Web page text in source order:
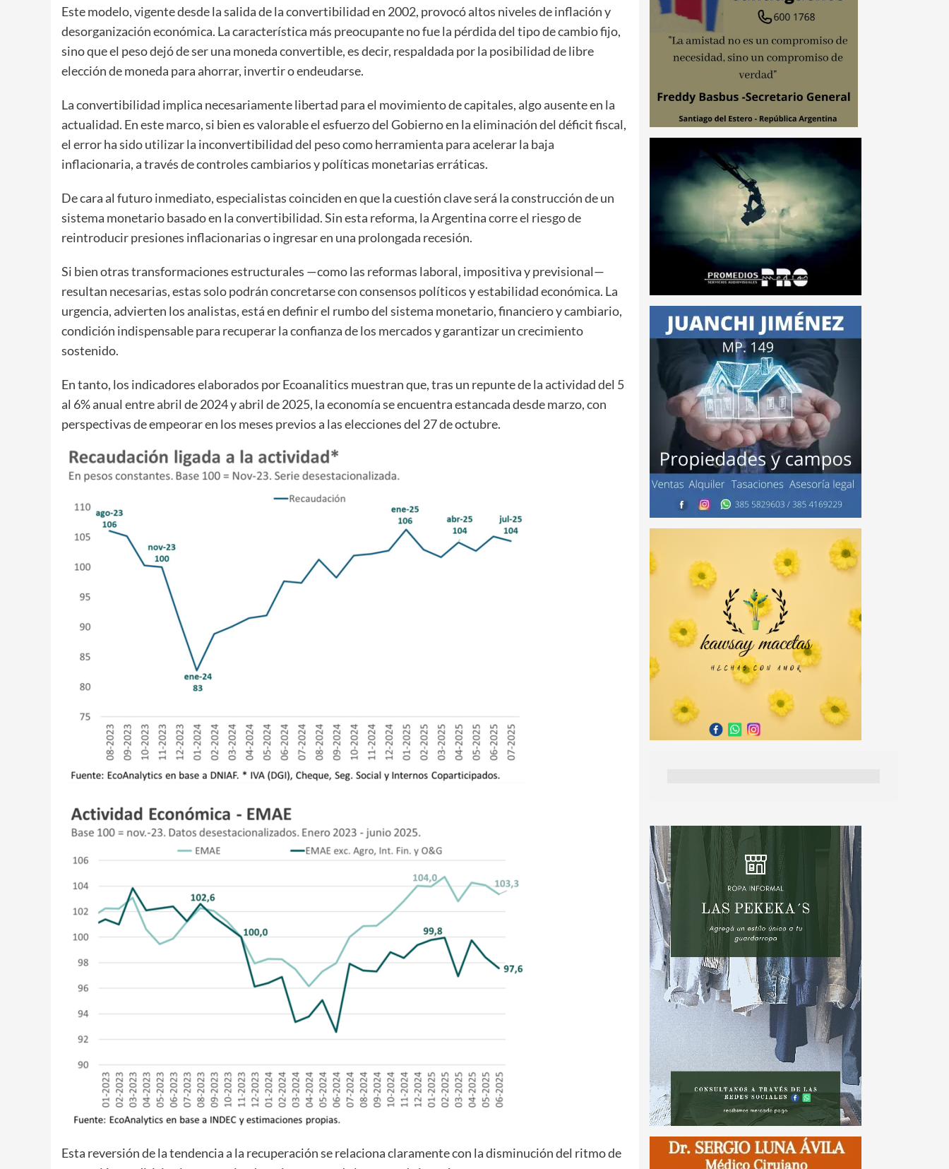
Este modelo, vigente desde la salida de la convertibilidad en 2002, provocó altos niveles de inflación y
desorganización económica. La característica más preocupante no fue la pérdida del tipo de cambio fijo,
sino que el peso dejó de ser una moneda convertible, es decir, respaldada por la posibilidad de libre
elección de moneda para ahorrar, invertir o endeudarse.
La convertibilidad implica necesariamente libertad para el movimiento de capitales, algo ausente en la
actualidad. En este marco, si bien es valorable el esfuerzo del Gobierno en la eliminación del déficit fiscal,
el error ha sido utilizar la inconvertibilidad del peso como herramienta para acelerar la baja
inflacionaria, a través de controles cambiarios y políticas monetarias erráticas.
De cara al futuro inmediato, especialistas coinciden en que la cuestión clave será la construcción de un
sistema monetario basado en la convertibilidad. Sin esta reforma, la Argentina corre el riesgo de
reintroducir presiones inflacionarias o ingresar en una prolongada recesión.
Si bien otras transformaciones estructurales —como las reformas laboral, impositiva y previsional—
resultan necesarias, estas solo podrán concretarse con consensos políticos y estabilidad económica. La
urgencia, advierten los analistas, está en definir el rumbo del sistema monetario, financiero y cambiario,
condición indispensable para recuperar la confianza de los mercados y garantizar un crecimiento
sostenido.
En tanto, los indicadores elaborados por Ecoanalitics muestran que, tras un repunte de la actividad del 5
al 6% anual entre abril de 2024 y abril de 2025, la economía se encuentra estancada desde marzo, con
perspectivas de empeorar en los meses previos a las elecciones del 27 de octubre.
Esta reversión de la tendencia a la recuperación se relaciona claramente con la disminución del ritmo de